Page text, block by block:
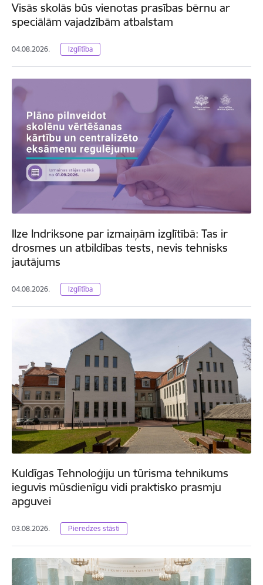
Visās skolās būs vienotas prasības bērnu ar
speciālām vajadzībām atbalstam
04.08.2026. Izglītība
Ilze Indriksone par izmaiņām izglītībā: Tas ir
drosmes un atbildības tests, nevis tehnisks
jautājums
04.08.2026. Izglītība
Kuldīgas Tehnoloģiju un tūrisma tehnikums
ieguvis mūsdienīgu vidi praktisko prasmju
apguvei
03.08.2026. Pieredzes stāsti